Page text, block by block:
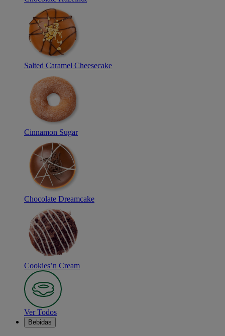
Salted Caramel Cheesecake
Cinnamon Sugar
Chocolate Dreamcake
Cookies’n Cream
Ver Todos
Bebidas